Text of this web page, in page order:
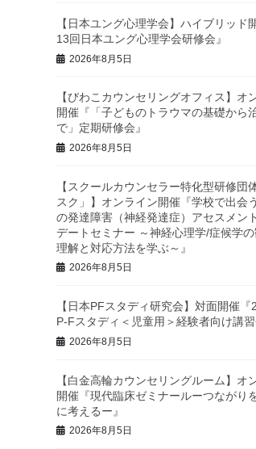
【日本ユング心理学会】ハイブリッド
13回日本ユング心理学会研修会』
2026年8月5日
【びわこカウンセリングオフィス】オ
開催『「子どものトラウマの基礎から
で」定期研修会』
2026年8月5日
【スクールカウンセラー特化型研修団
スク」】オンライン開催『学校で出会
の発達障害（神経発達症）アセスメン
デートセミナー ～神経心理学/症候学の
理解と対応方法を学ぶ～』
2026年8月5日
【日本PFスタディ研究会】対面開催『
P-Fスタディ＜児童用＞経験者向け講習
2026年8月5日
【白金高輪カウンセリングルーム】オ
開催『現代臨床ゼミナールーつながり
に考えるー』
2026年8月5日